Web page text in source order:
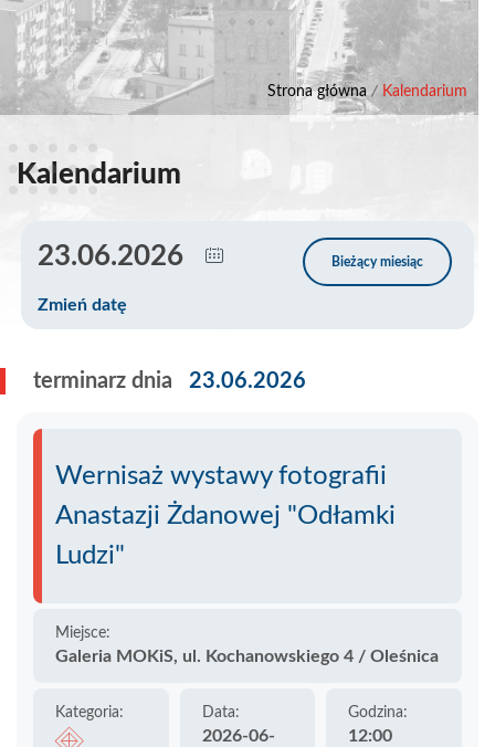
Strona główna / Kalendarium
Kalendarium
Zmień datę
terminarz dnia 23.06.2026
Wernisaż wystawy fotografii
Anastazji Żdanowej "Odłamki
Ludzi"
Miejsce:
Galeria MOKiS, ul. Kochanowskiego 4 / Oleśnica
Kategoria: Data:
2026-06-
Godzina:
12:00